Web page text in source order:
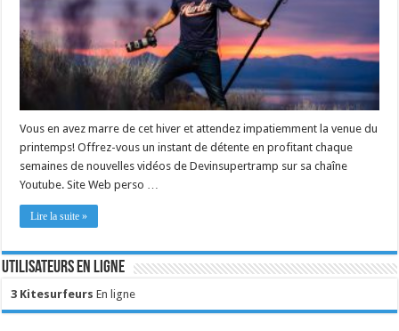
Vous en avez marre de cet hiver et attendez impatiemment la venue du
printemps! Offrez-vous un instant de détente en profitant chaque
semaines de nouvelles vidéos de Devinsupertramp sur sa chaîne
Youtube. Site Web perso …
Lire la suite »
Utilisateurs en ligne
3 Kitesurfeurs En ligne